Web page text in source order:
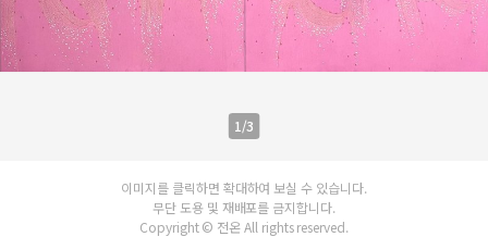
1/3
이미지를 클릭하면 확대하여 보실 수 있습니다.
무단 도용 및 재배포를 금지합니다.
Copyright © 전온 All rights reserved.